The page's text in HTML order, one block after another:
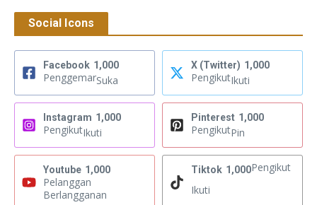
Social Icons
Facebook 1,000
PenggemarSuka
X (Twitter) 1,000
PengikutIkuti
Instagram 1,000
PengikutIkuti
Pinterest 1,000
PengikutPin
Youtube 1,000
Pelanggan
Berlangganan
Tiktok 1,000Pengikut
Ikuti